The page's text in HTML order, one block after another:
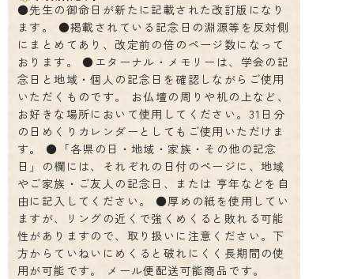
●先生の御命日が新たに記載された改訂版になり
ます。 ●掲載されている記念日の淵源等を反対側
にまとめてあり、改定前の倍のページ数になって
おります。 ●エターナル・メモリーは、学会の記
念日と地域・個人の記念日を確認しながらご使用
いただくものです。 お仏壇の周りや机の上など、
お好きな場所において使用してください。31日分
の日めくりカレンダーとしてもご使用いただけま
す。 ●「各県の日・地域・家族・その他の記念
日」の欄には、それぞれの日付のページに、地域
やご家族・ご友人の記念日、または 亨年などを自
由に記入してください。 ●厚めの紙を使用してい
ますが、リングの近くで強くめくると敗れる可能
性がありますので、取り扱いに注意ください。下
方からていねいにめくると破れにくく長期間の使
用が可能です。 メール便配送可能商品です。